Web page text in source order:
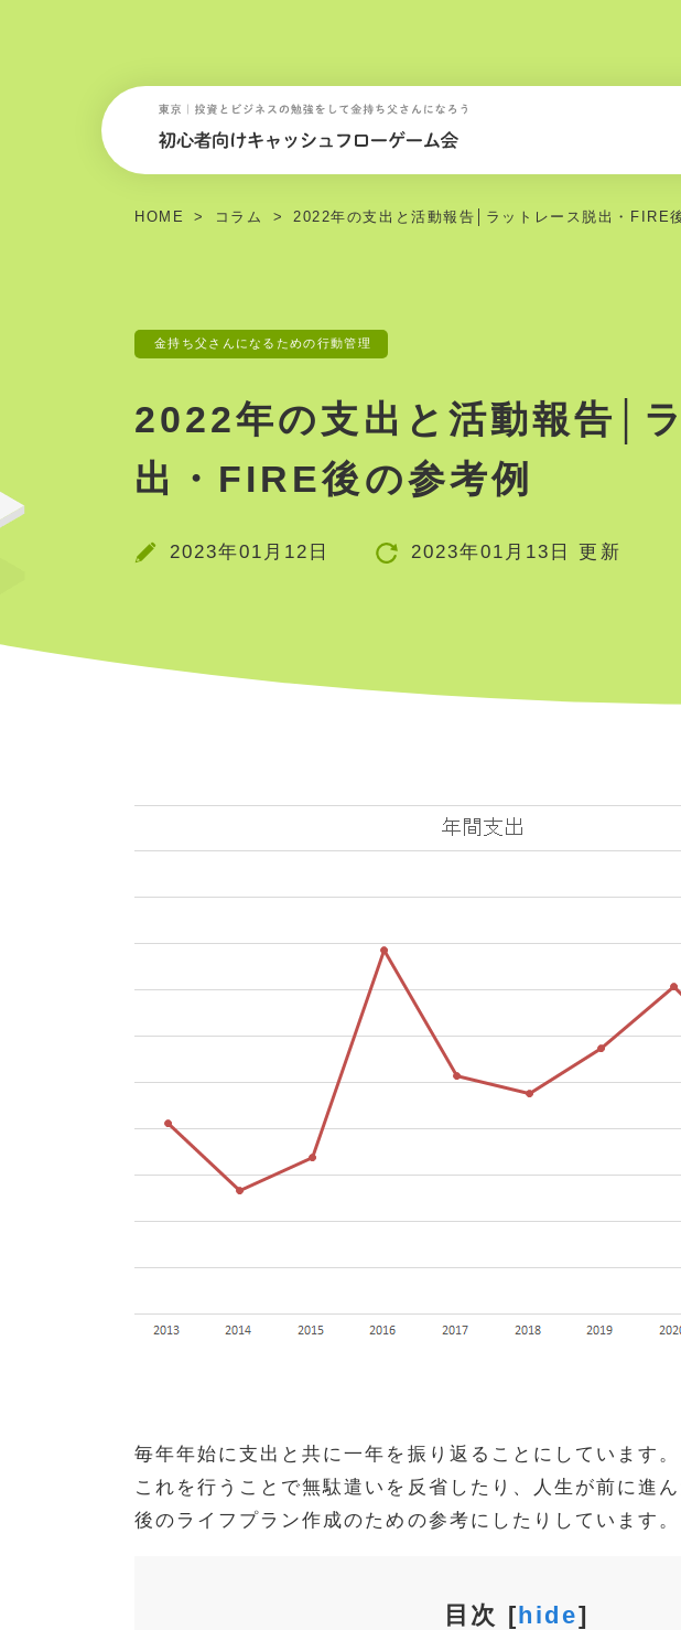
HOME コラム 2022年の支出と活動報告│ラットレース脱出・FIRE
金持ち父さんになるための行動管理
2022年の支出と活動報告│
出・FIRE後の参考例
2023年01月12日 2023年01月13日 更新
毎年年始に支出と共に一年を振り返ることにしています。
これを行うことで無駄遣いを反省したり、人生が前に進
後のライフプラン作成のための参考にしたりしています。
目次 [hide]